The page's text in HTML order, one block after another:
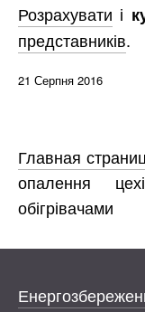
Розрахувати і
представників.
21 Серпня 2016
Главная
опалення
обігрівачами